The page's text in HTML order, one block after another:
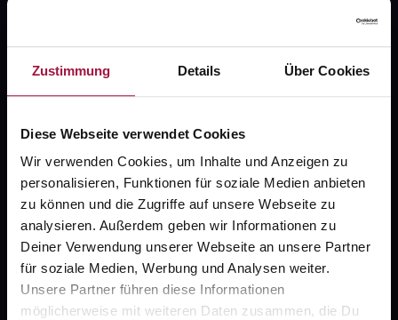
Zustimmung Details Über Cookies
Diese Webseite verwendet Cookies
Wir verwenden Cookies, um Inhalte und Anzeigen zu
personalisieren, Funktionen für soziale Medien anbieten
zu können und die Zugriffe auf unsere Webseite zu
analysieren. Außerdem geben wir Informationen zu
Deiner Verwendung unserer Webseite an unsere Partner
für soziale Medien, Werbung und Analysen weiter.
Unsere Partner führen diese Informationen
möglicherweise mit weiteren Daten zusammen, die Du
Fragen zu Deiner Bestellung?
Kontakt
FAQ
Widerrufsformular
gesund.de